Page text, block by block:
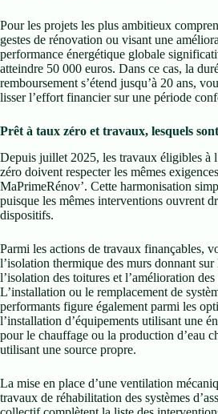
Pour les projets les plus ambitieux
gestes de rénovation ou visant une
performance énergétique globale
atteindre 50 000 euros. Dans ce cas, la
remboursement s’étend jusqu’à 20 ans,
lisser l’effort financier sur une période
Prêt à taux zéro et travaux, lesquels
Depuis juillet 2025, les travaux éligibles à
zéro doivent respecter les mêmes
MaPrimeRénov’. Cette harmonisation
puisque les mêmes interventions ouvrent
dispositifs.
Parmi les actions de travaux finançables,
l’isolation thermique des murs donnant sur
l’isolation des toitures et l’amélioration
L’installation ou le remplacement de
performants figure également parmi les
l’installation d’équipements utilisant une
pour le chauffage ou la production d’eau
utilisant une source propre.
La mise en place d’une ventilation
travaux de réhabilitation des systèmes